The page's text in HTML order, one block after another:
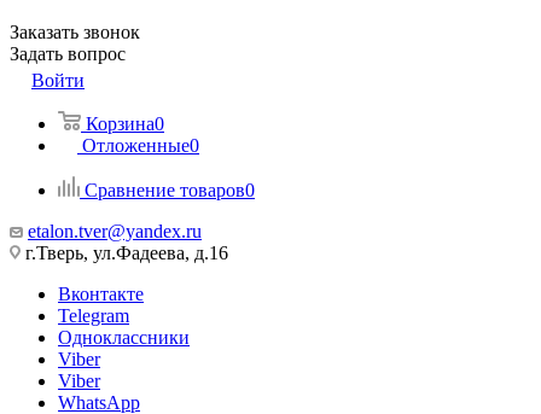
Заказать звонок
Задать вопрос
Войти
Корзина0
Отложенные0
Сравнение товаров0
etalon.tver@yandex.ru
г.Тверь, ул.Фадеева, д.16
Вконтакте
Telegram
Одноклассники
Viber
Viber
WhatsApp